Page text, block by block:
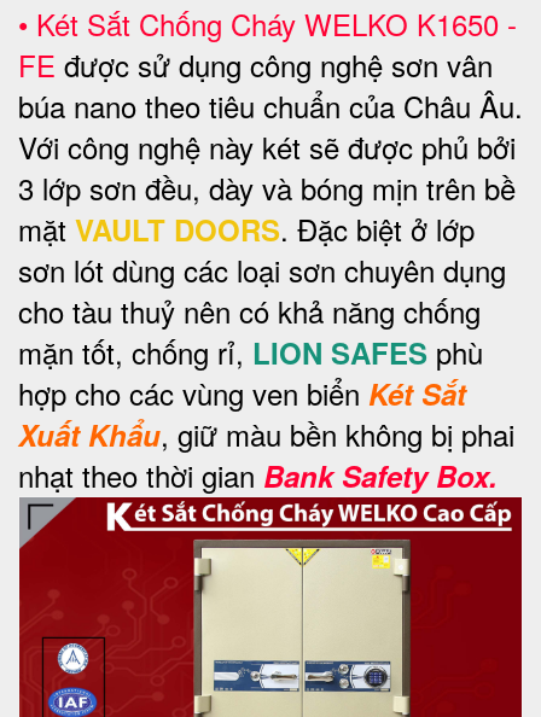
• Két Sắt Chống Cháy WELKO K1650 -
FE được sử dụng công nghệ sơn vân
búa nano theo tiêu chuẩn của Châu Âu.
Với công nghệ này két sẽ được phủ bởi
3 lớp sơn đều, dày và bóng mịn trên bề
mặt VAULT DOORS. Đặc biệt ở lớp
sơn lót dùng các loại sơn chuyên dụng
cho tàu thuỷ nên có khả năng chống
mặn tốt, chống rỉ, LION SAFES phù
hợp cho các vùng ven biển Két Sắt
Xuất Khẩu, giữ màu bền không bị phai
nhạt theo thời gian Bank Safety Box.